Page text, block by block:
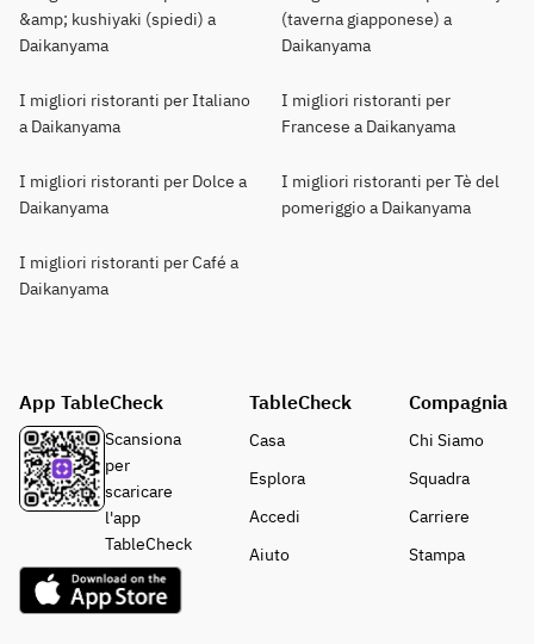
&amp; kushiyaki (spiedi) a
Daikanyama
(taverna giapponese) a
Daikanyama
I migliori ristoranti per Italiano
a Daikanyama
I migliori ristoranti per
Francese a Daikanyama
I migliori ristoranti per Dolce a
Daikanyama
I migliori ristoranti per Tè del
pomeriggio a Daikanyama
I migliori ristoranti per Café a
Daikanyama
App TableCheck
Scansiona
per
scaricare
l'app
TableCheck
TableCheck
Casa
Esplora
Accedi
Aiuto
Compagnia
Chi Siamo
Squadra
Carriere
Stampa